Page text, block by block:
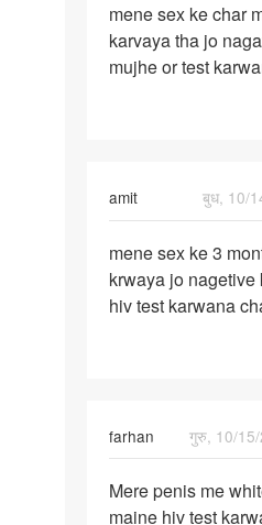
mene
sex
ke
mene sex ke char
karvaya tha jo
mujhe or test
amit
बुध, 10/
mene
sex
ke
mene sex ke 3
krwaya jo nagetive
hiv test karwana
farhan
गुरु, 10/15/
Mere
penis
Mere penis me
maine hiv test